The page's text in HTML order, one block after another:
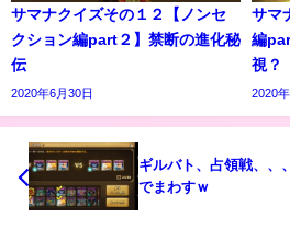
サマナクイズその１２【ノンセ
クション編part２】禁断の進化秘
伝
2020年6月30日
サマ
編
視？
2020
ギルバト、占領戦、、
でまわすｗ